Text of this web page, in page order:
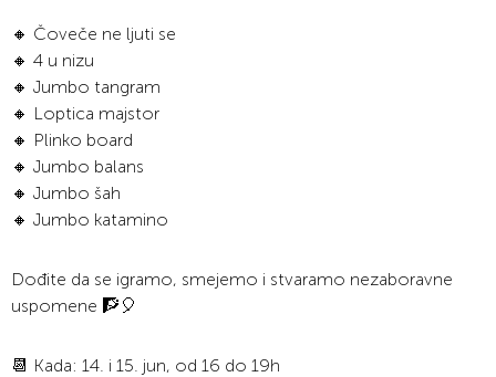
🔸 Čoveče ne ljuti se
🔸 4 u nizu
🔸 Jumbo tangram
🔸 Loptica majstor
🔸 Plinko board
🔸 Jumbo balans
🔸 Jumbo šah
🔸 Jumbo katamino
Dođite da se igramo, smejemo i stvaramo nezaboravne
uspomene 🧗🎈
📆 Kada: 14. i 15. jun, od 16 do 19h